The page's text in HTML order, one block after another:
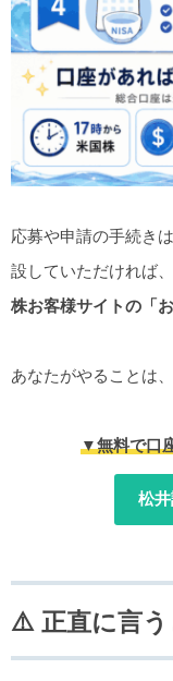
応募や申請の手続き
設していただければ、
株お客様サイトの「
あなたがやることは
▼無料で口
松
⚠️ 正直に言